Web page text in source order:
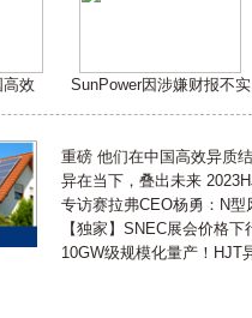
效 SunPower因涉嫌财报不实
重磅 他们在中国高效异质
异在当下，叠出未来
专访赛拉弗CEO杨勇：N型
【独家】SNEC展会价格
10GW级规模化量产！HJT